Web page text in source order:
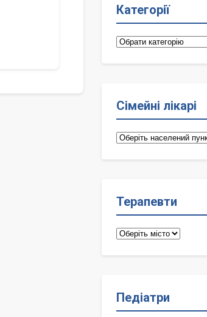
Категорії
Категорії
Сімейні лікарі
Сімейні
Терапевти
Терапевти
Педіатри